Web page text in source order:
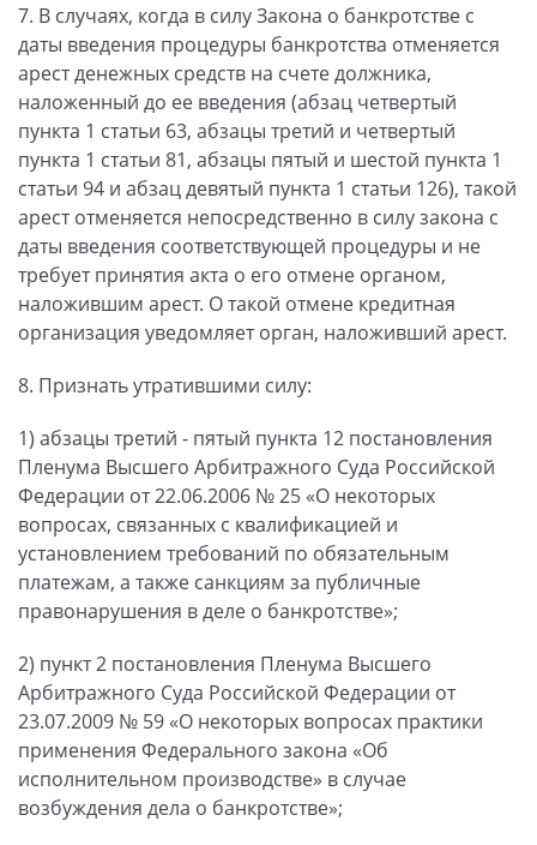
7. В случаях, когда в силу Закона о банкротстве с
даты введения процедуры банкротства отменяется
арест денежных средств на счете должника,
наложенный до ее введения (абзац четвертый
пункта 1 статьи 63, абзацы третий и четвертый
пункта 1 статьи 81, абзацы пятый и шестой пункта 1
статьи 94 и абзац девятый пункта 1 статьи 126), такой
арест отменяется непосредственно в силу закона с
даты введения соответствующей процедуры и не
требует принятия акта о его отмене органом,
наложившим арест. О такой отмене кредитная
организация уведомляет орган, наложивший арест.
8. Признать утратившими силу:
1) абзацы третий - пятый пункта 12 постановления
Пленума Высшего Арбитражного Суда Российской
Федерации от 22.06.2006 № 25 «О некоторых
вопросах, связанных с квалификацией и
установлением требований по обязательным
платежам, а также санкциям за публичные
правонарушения в деле о банкротстве»;
2) пункт 2 постановления Пленума Высшего
Арбитражного Суда Российской Федерации от
23.07.2009 № 59 «О некоторых вопросах практики
применения Федерального закона «Об
исполнительном производстве» в случае
возбуждения дела о банкротстве»;